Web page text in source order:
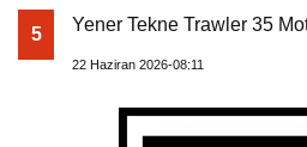
5 Yener Tekne Trawler 35
22 Haziran 2026-08:11